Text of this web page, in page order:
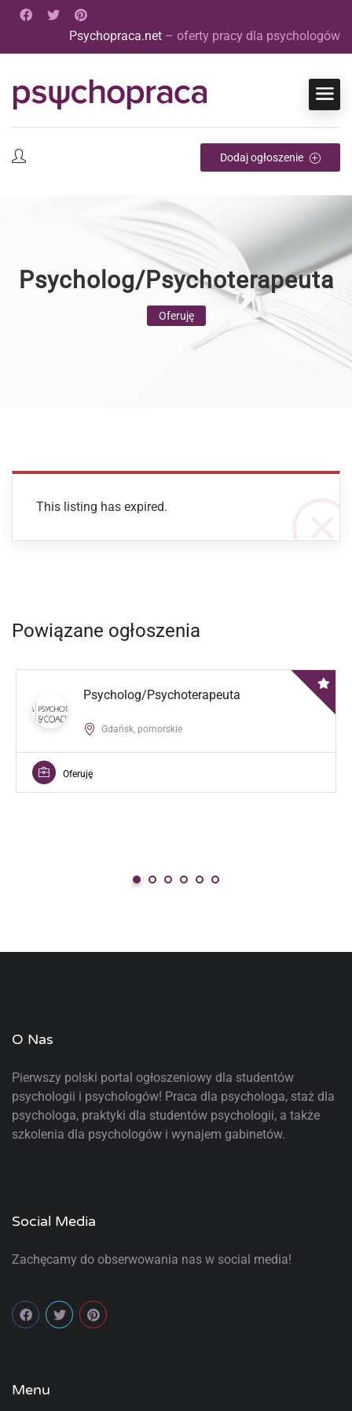
Psychopraca.net – oferty pracy dla psychologów
Dodaj ogłoszenie
Psycholog/Psychoterapeuta
Oferuję
This listing has expired.
Powiązane ogłoszenia
Psycholog/Psychoterapeuta
Gdańsk, pomorskie
Oferuję
O Nas
Pierwszy polski portal ogłoszeniowy dla studentów
psychologii i psychologów! Praca dla psychologa, staż dla
psychologa, praktyki dla studentów psychologii, a także
szkolenia dla psychologów i wynajem gabinetów.
Social Media
Zachęcamy do obserwowania nas w social media!
Menu